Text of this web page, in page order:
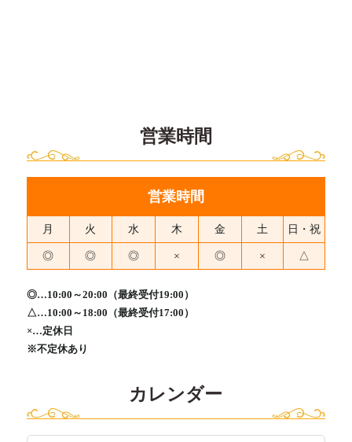
営業時間
営業時間
月 火 水 木 金 土 日・祝
◎ ◎ ◎ × ◎ × △
◎…10:00～20:00（最終受付19:00）
△…10:00～18:00（最終受付17:00）
×…定休日
※不定休あり
カレンダー